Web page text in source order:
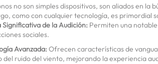
no son simples dispositivos, son aliados en
como con cualquier tecnología, es primordial
Significativa de la Audición: Permiten una
sociales.
Avanzada:Ofrecen características de
del ruido del viento, mejorando la experiencia